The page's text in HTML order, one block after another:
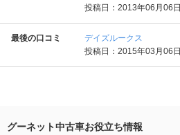
投稿日：2013年06月06日
最後の口コミ
デイズルークス
投稿日：2015年03月06日
グーネット中古車お役立ち情報